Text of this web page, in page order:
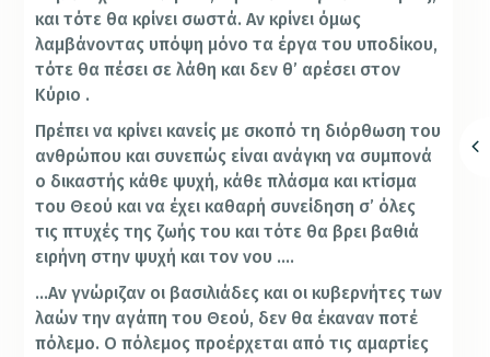
και τότε θα κρίνει σωστά. Αν κρίνει όμως
λαμβάνοντας υπόψη μόνο τα έργα του υποδίκου,
τότε θα πέσει σε λάθη και δεν θ’ αρέσει στον
Κύριο .
Πρέπει να κρίνει κανείς με σκοπό τη διόρθωση του
ανθρώπου και συνεπώς είναι ανάγκη να συμπονά
ο δικαστής κάθε ψυχή, κάθε πλάσμα και κτίσμα
του Θεού και να έχει καθαρή συνείδηση σ’ όλες
τις πτυχές της ζωής του και τότε θα βρει βαθιά
ειρήνη στην ψυχή και τον νου ….
…Αν γνώριζαν οι βασιλιάδες και οι κυβερνήτες των
λαών την αγάπη του Θεού, δεν θα έκαναν ποτέ
πόλεμο. Ο πόλεμος προέρχεται από τις αμαρτίες